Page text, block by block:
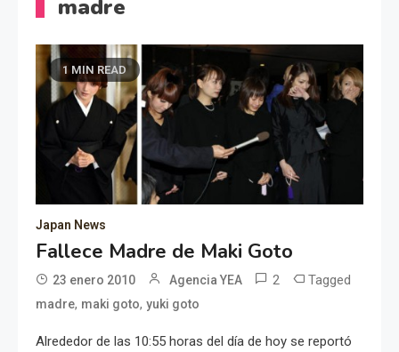
madre
1 MIN READ
Japan News
Fallece Madre de Maki Goto
23 enero 2010 Agencia YEA 2 Tagged
madre, maki goto,yuki goto
Alrededor de las 10:55 horas del día de hoy se reportó